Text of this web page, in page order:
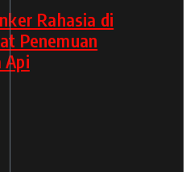
Rahasia di
Penemuan
Api